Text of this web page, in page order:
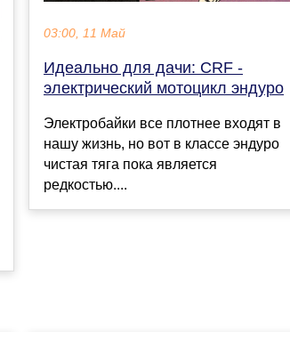
03:00, 11 Май
Идеально для дачи: CRF -
электрический мотоцикл эндуро
Электробайки все плотнее входят в
нашу жизнь, но вот в классе эндуро
чистая тяга пока является
редкостью....